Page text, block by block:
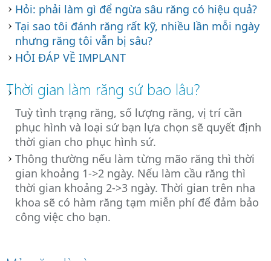
Hỏi: phải làm gì để ngừa sâu răng có hiệu quả?
Tại sao tôi đánh răng rất kỹ, nhiều lần mỗi ngày
nhưng răng tôi vẫn bị sâu?
HỎI ĐÁP VỀ IMPLANT
Thời gian làm răng sứ bao lâu?
Tuỳ tình trạng răng, số lượng răng, vị trí cần
phục hình và loại sứ bạn lựa chọn sẽ quyết định
thời gian cho phục hình sứ.
Thông thường nếu làm từng mão răng thì thời
gian khoảng 1->2 ngày. Nếu làm cầu răng thì
thời gian khoảng 2->3 ngày. Thời gian trên nha
khoa sẽ có hàm răng tạm miễn phí để đảm bảo
công việc cho bạn.